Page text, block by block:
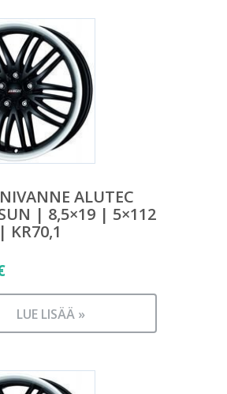
ALUTEC
| 8,5×19 | 5×112
KR70,1
LUE LISÄÄ »